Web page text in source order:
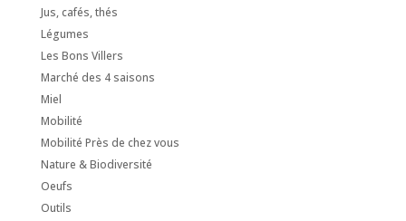
Jus, cafés, thés
Légumes
Les Bons Villers
Marché des 4 saisons
Miel
Mobilité
Mobilité Près de chez vous
Nature & Biodiversité
Oeufs
Outils